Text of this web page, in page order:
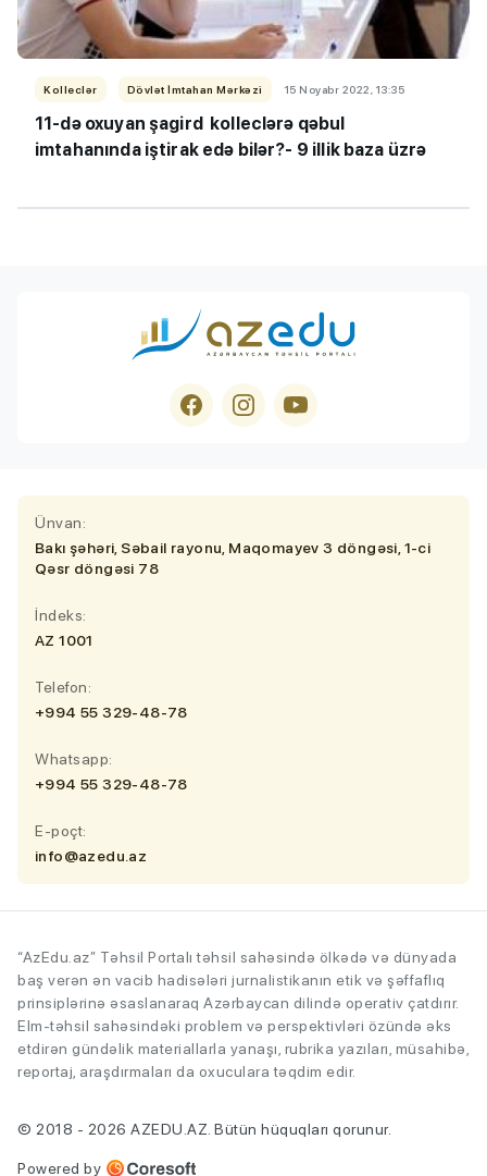
Kolleclər Dövlət İmtahan Mərkəzi 15 Noyabr 2022, 13:35
11-də oxuyan şagird kolleclərə qəbul
imtahanında iştirak edə bilər?- 9 illik baza üzrə
Ünvan:
Bakı şəhəri, Səbail rayonu, Maqomayev 3 döngəsi, 1-ci
Qəsr döngəsi 78
İndeks:
AZ 1001
Telefon:
+994 55 329-48-78
Whatsapp:
+994 55 329-48-78
E-poçt:
info@azedu.az
“AzEdu.az” Təhsil Portalı təhsil sahəsində ölkədə və dünyada
baş verən ən vacib hadisələri jurnalistikanın etik və şəffaflıq
prinsiplərinə əsaslanaraq Azərbaycan dilində operativ çatdırır.
Elm-təhsil sahəsindəki problem və perspektivləri özündə əks
etdirən gündəlik materiallarla yanaşı, rubrika yazıları, müsahibə,
reportaj, araşdırmaları da oxuculara təqdim edir.
© 2018 - 2026 AZEDU.AZ. Bütün hüquqları qorunur.
Powered by